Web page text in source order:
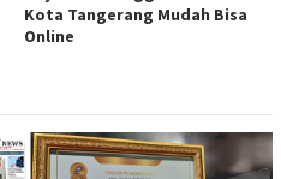
Kota Tangerang Mudah Bisa
Online